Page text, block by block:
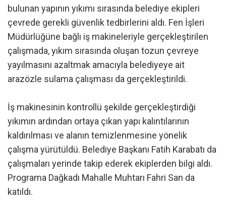
bulunan yapının yıkımı sırasında belediye ekipleri
çevrede gerekli güvenlik tedbirlerini aldı. Fen İşleri
Müdürlüğüne bağlı iş makineleriyle gerçekleştirilen
çalışmada, yıkım sırasında oluşan tozun çevreye
yayılmasını azaltmak amacıyla belediyeye ait
arazözle sulama çalışması da gerçekleştirildi.
İş makinesinin kontrollü şekilde gerçekleştirdiği
yıkımın ardından ortaya çıkan yapı kalıntılarının
kaldırılması ve alanın temizlenmesine yönelik
çalışma yürütüldü. Belediye Başkanı Fatih Karabatı da
çalışmaları yerinde takip ederek ekiplerden bilgi aldı.
Programa Dağkadı Mahalle Muhtarı Fahri San da
katıldı.